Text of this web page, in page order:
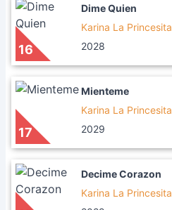
16
Dime Quien
Karina La Princesita
2028
17
Mienteme
Karina La Princesita
2029
Decime Corazon
Karina La Princesita